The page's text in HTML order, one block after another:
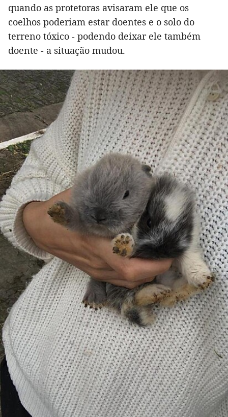
quando as protetoras avisaram ele que os
coelhos poderiam estar doentes e o solo do
terreno tóxico - podendo deixar ele também
doente - a situação mudou.